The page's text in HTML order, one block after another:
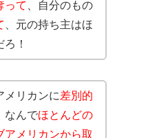
って
、自分のもの
、元の持ち主はほ
！
メリカンに差別的
なんでほとんどの
アメリカンから取